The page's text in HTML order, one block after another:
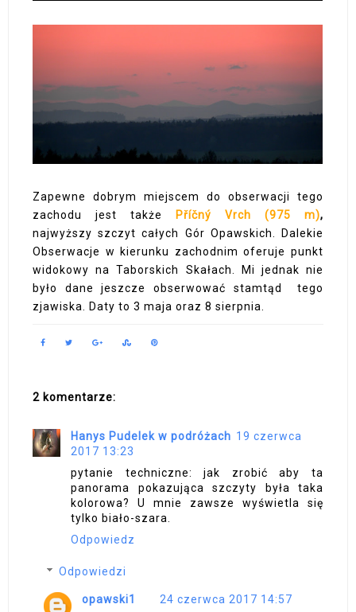
Zapewne dobrym miejscem do obserwacji tego
zachodu jest także
Příčný Vrch (975 m),
najwyższy szczyt całych Gór Opawskich. Dalekie
Obserwacje w kierunku zachodnim oferuje punkt
widokowy na Taborskich Skałach. Mi jednak nie
było dane jeszcze obserwować stamtąd tego
zjawiska. Daty to 3 maja oraz 8 sierpnia.
2 komentarze:
Hanys Pudelek w podróżach 19 czerwca
2017 13:23
pytanie techniczne: jak zrobić aby ta
panorama pokazująca szczyty była taka
kolorowa? U mnie zawsze wyświetla się
tylko biało-szara.
Odpowiedz
Odpowiedzi
opawski1 24 czerwca 2017 14:57